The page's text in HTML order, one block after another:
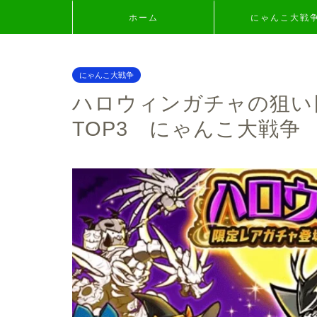
ホーム にゃんこ大戦
にゃんこ大戦争
ハロウィンガチャの狙
TOP3 にゃんこ大戦争